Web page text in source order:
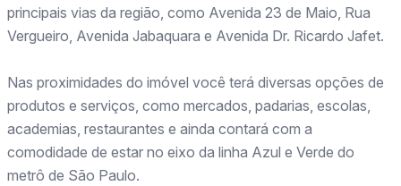
principais vias da região, como Avenida 23 de Maio, Rua
Vergueiro, Avenida Jabaquara e Avenida Dr. Ricardo Jafet.
Nas proximidades do imóvel você terá diversas opções de
produtos e serviços, como mercados, padarias, escolas,
academias, restaurantes e ainda contará com a
comodidade de estar no eixo da linha Azul e Verde do
metrô de São Paulo.